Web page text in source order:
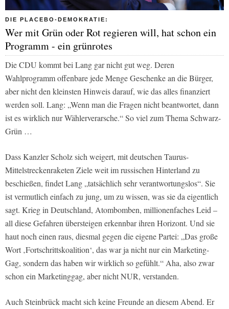
DIE PLACEBO-DEMOKRATIE:
Wer mit Grün oder Rot regieren will, hat schon ein
Programm - ein grünrotes
Die CDU kommt bei Lang gar nicht gut weg. Deren
Wahlprogramm offenbare jede Menge Geschenke an die Bürger,
aber nicht den kleinsten Hinweis darauf, wie das alles finanziert
werden soll. Lang: „Wenn man die Fragen nicht beantwortet, dann
ist es wirklich nur Wählerverarsche.“ So viel zum Thema Schwarz-
Grün …
Dass Kanzler Scholz sich weigert, mit deutschen Taurus-
Mittelstreckenraketen Ziele weit im russischen Hinterland zu
beschießen, findet Lang „tatsächlich sehr verantwortungslos“. Sie
ist vermutlich einfach zu jung, um zu wissen, was sie da eigentlich
sagt. Krieg in Deutschland, Atombomben, millionenfaches Leid –
all diese Gefahren übersteigen erkennbar ihren Horizont. Und sie
haut noch einen raus, diesmal gegen die eigene Partei: „Das große
Wort ‚Fortschrittskoalition‘, das war ja nicht nur ein Marketing-
Gag, sondern das haben wir wirklich so gefühlt.“ Aha, also zwar
schon ein Marketinggag, aber nicht NUR, verstanden.
Auch Steinbrück macht sich keine Freunde an diesem Abend. Er